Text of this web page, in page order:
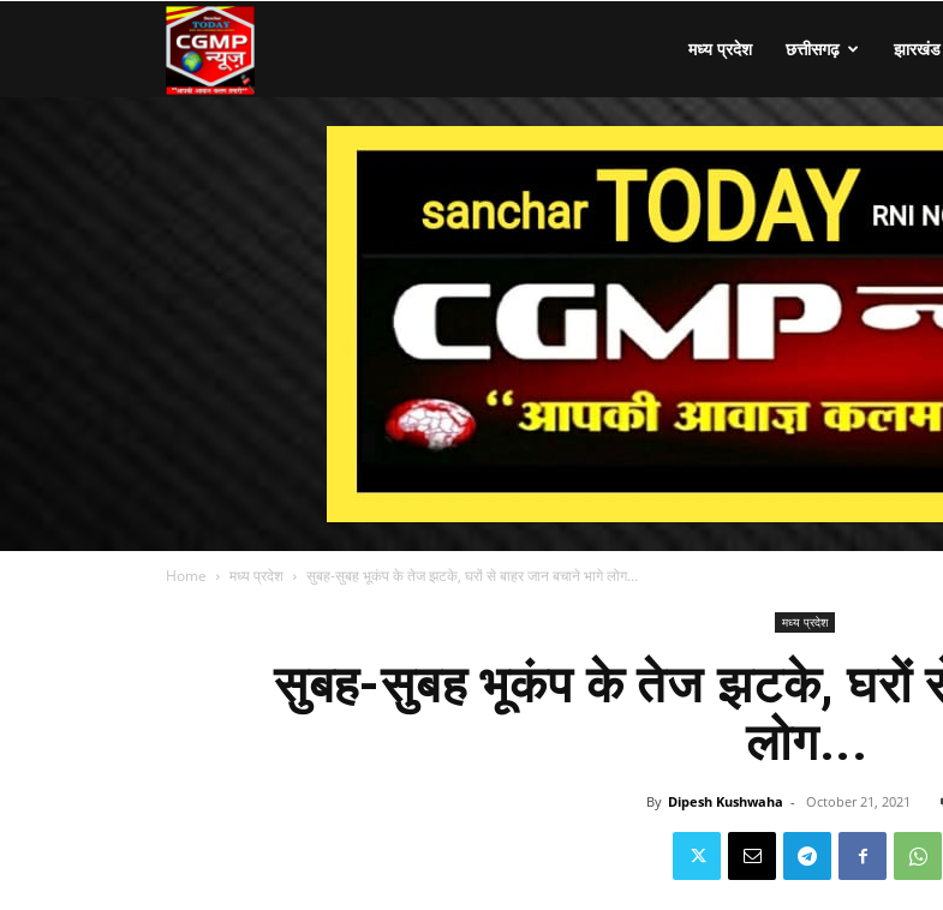
मध्य प्रदेश छत्तीसगढ़ झारखंड
Home मध्य प्रदेश सुबह-सुबह भूकंप के तेज झटके, घरों से बाहर जान बचाने भागे लोग...
मध्य प्रदेश
सुबह-सुबह भूकंप के तेज झटके, घरों से
लोग...
By Dipesh Kushwaha - October 21, 2021